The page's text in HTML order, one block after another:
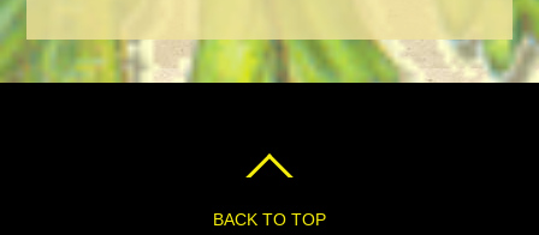
BACK TO TOP